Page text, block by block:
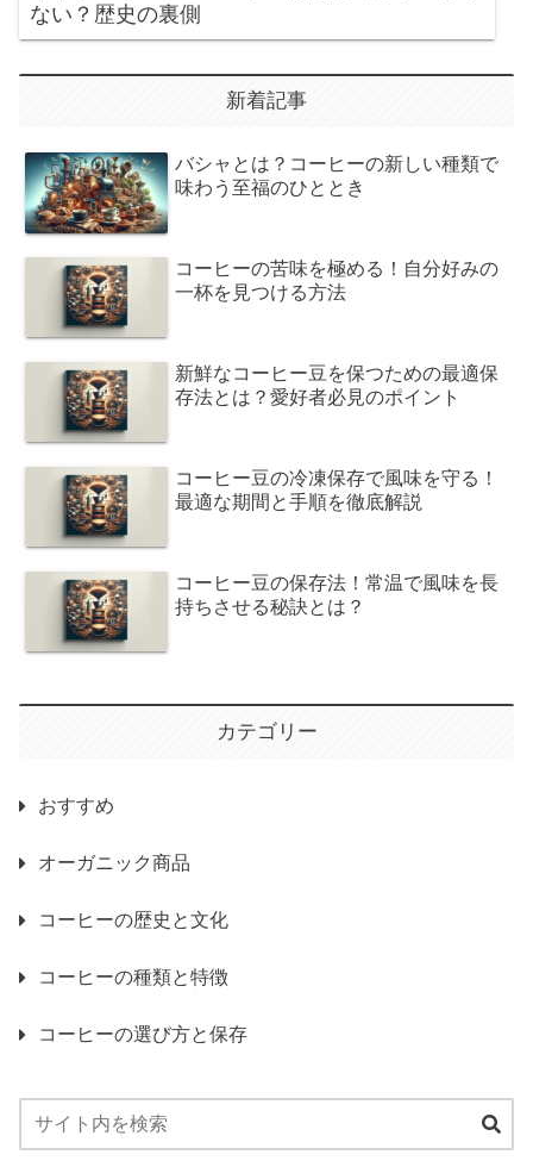
ない？歴史の裏側
新着記事
バシャとは？コーヒーの新しい種類で
味わう至福のひととき
コーヒーの苦味を極める！自分好みの
一杯を見つける方法
新鮮なコーヒー豆を保つための最適保
存法とは？愛好者必見のポイント
コーヒー豆の冷凍保存で風味を守る！
最適な期間と手順を徹底解説
コーヒー豆の保存法！常温で風味を長
持ちさせる秘訣とは？
カテゴリー
おすすめ
オーガニック商品
コーヒーの歴史と文化
コーヒーの種類と特徴
コーヒーの選び方と保存